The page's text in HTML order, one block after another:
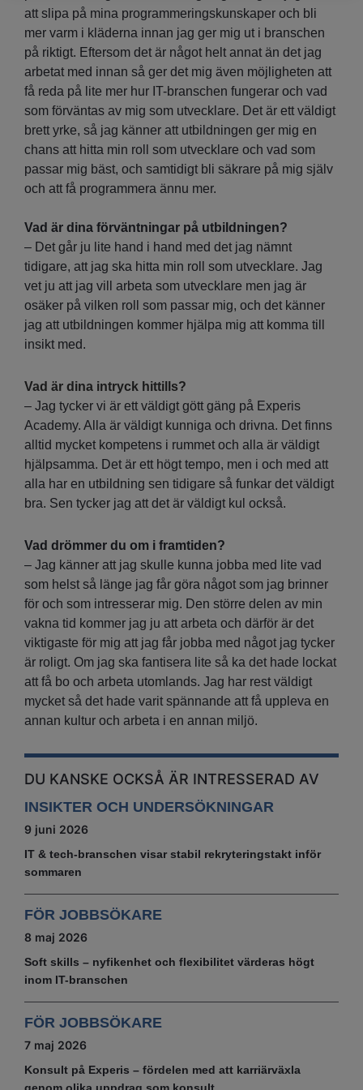
att slipa på mina programmeringskunskaper och bli
mer varm i kläderna innan jag ger mig ut i branschen
på riktigt. Eftersom det är något helt annat än det jag
arbetat med innan så ger det mig även möjligheten att
få reda på lite mer hur IT-branschen fungerar och vad
som förväntas av mig som utvecklare. Det är ett väldigt
brett yrke, så jag känner att utbildningen ger mig en
chans att hitta min roll som utvecklare och vad som
passar mig bäst, och samtidigt bli säkrare på mig själv
och att få programmera ännu mer.
Vad är dina förväntningar på utbildningen?
– Det går ju lite hand i hand med det jag nämnt
tidigare, att jag ska hitta min roll som utvecklare. Jag
vet ju att jag vill arbeta som utvecklare men jag är
osäker på vilken roll som passar mig, och det känner
jag att utbildningen kommer hjälpa mig att komma till
insikt med.
Vad är dina intryck hittills?
– Jag tycker vi är ett väldigt gött gäng på Experis
Academy. Alla är väldigt kunniga och drivna. Det finns
alltid mycket kompetens i rummet och alla är väldigt
hjälpsamma. Det är ett högt tempo, men i och med att
alla har en utbildning sen tidigare så funkar det väldigt
bra. Sen tycker jag att det är väldigt kul också.
Vad drömmer du om i framtiden?
– Jag känner att jag skulle kunna jobba med lite vad
som helst så länge jag får göra något som jag brinner
för och som intresserar mig. Den större delen av min
vakna tid kommer jag ju att arbeta och därför är det
viktigaste för mig att jag får jobba med något jag tycker
är roligt. Om jag ska fantisera lite så ka det hade lockat
att få bo och arbeta utomlands. Jag har rest väldigt
mycket så det hade varit spännande att få uppleva en
annan kultur och arbeta i en annan miljö.
DU KANSKE OCKSÅ ÄR INTRESSERAD AV
INSIKTER OCH UNDERSÖKNINGAR
9 juni 2026
IT & tech‑branschen visar stabil rekryteringstakt inför
sommaren
FÖR JOBBSÖKARE
8 maj 2026
Soft skills – nyfikenhet och flexibilitet värderas högt
inom IT-branschen
FÖR JOBBSÖKARE
7 maj 2026
Konsult på Experis – fördelen med att karriärväxla
genom olika uppdrag som konsult